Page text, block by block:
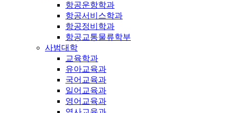
항공운항학과
항공서비스학과
항공정비학과
항공교통물류학부
사범대학
교육학과
유아교육과
국어교육과
일어교육과
영어교육과